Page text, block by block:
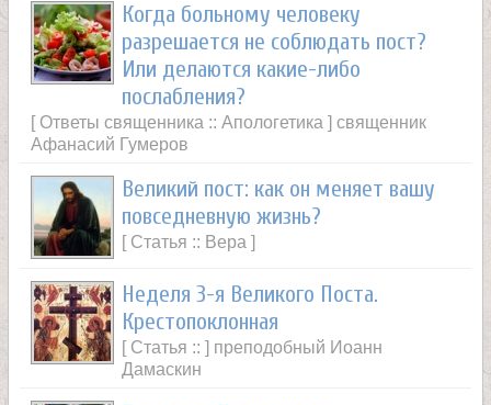
Когда больному человеку
разрешается не соблюдать пост?
Или делаются какие-либо
послабления?
[ Ответы священника :: Апологетика ] священник
Афанасий Гумеров
Великий пост: как он меняет вашу
повседневную жизнь?
[ Статья :: Вера ]
Неделя 3-я Великого Поста.
Крестопоклонная
[ Статья :: ] преподобный Иоанн
Дамаскин